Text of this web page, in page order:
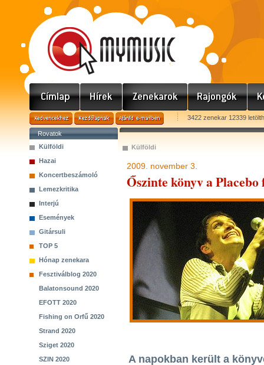
3422 zenekar 12339
Rovatok
Külföldi
Hazai
Koncertbeszámoló
Lemezkritika
Interjú
Események
Gitársuli
TOP 5
Hónap zenekara
Fesztiválblog 2020
Balatonsound 2020
EFOTT 2020
Fishing on Orfű 2020
Strand 2020
Sziget 2020
SZIN 2020
Külföldi
2009. november 3.
Őszinte könyv a
A napokban került a